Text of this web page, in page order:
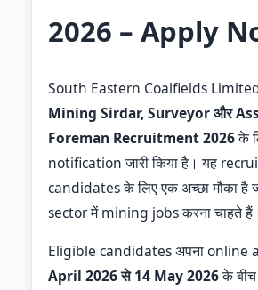
2026 – Apply
South Eastern Coalfields
Mining Sirdar, Surveyor और
Foreman Recruitment 2026के
notification जारी किया है। यह
candidates के लिए एक अच्छा मौका
sector में mining jobs करना चाहते हैं।
Eligible candidates अपना online
April 2026 से 14 May 2026के